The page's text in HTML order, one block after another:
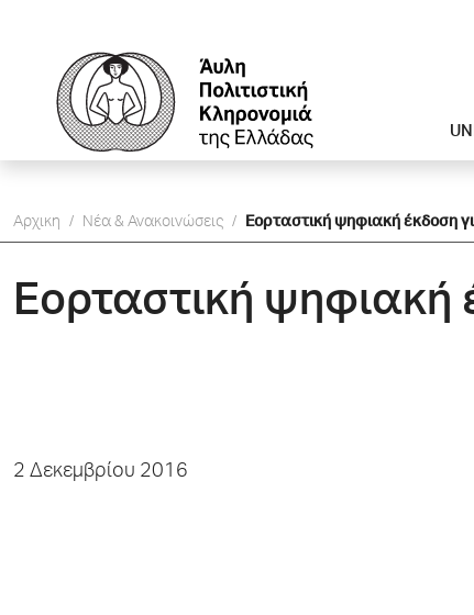
Αρχικη / Νέα & Ανακοινώσεις / Εορταστική ψηφιακή έκδοση
Εορταστική ψηφιακή
2 Δεκεμβρίου 2016